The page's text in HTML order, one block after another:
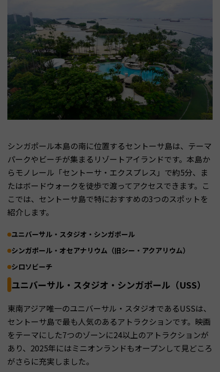
シンガポール本島の南に位置するセントーサ島は、テーマ
パークやビーチが集まるリゾートアイランドです。本島か
らモノレール「セントーサ・エクスプレス」で約5分、ま
たはボードウォークを徒歩で渡ってアクセスできます。こ
こでは、セントーサ島で特におすすめの3つのスポットを
紹介します。
ユニバーサル・スタジオ・シンガポール
シンガポール・オセアナリウム（旧シー・アクアリウム）
シロソビーチ
ユニバーサル・スタジオ・シンガポール（USS）
東南アジア唯一のユニバーサル・スタジオであるUSSは、
セントーサ島で最も人気のあるアトラクションです。映画
をテーマにした7つのゾーンに24以上のアトラクションが
あり、2025年にはミニオンランドもオープンして見どころ
がさらに充実しました。